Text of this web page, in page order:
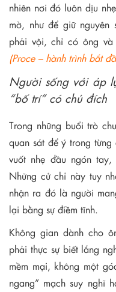
nhiên nơi đó luôn dịu
mờ, như để giữ
phải vội, chỉ có ông và
(Proce – hành trình bắt
Người sống với áp
“bố trí” có chủ đích
Trong những buổi trò
quan sát để ý trong
vuốt nhẹ đầu ngón
Những cử chỉ này tuy
nhận ra đó là người
lại bằng sự điềm tĩnh.
Không gian dành cho
phải thực sự biết lắng
mềm mại, không một
ngang” mạch suy nghĩ